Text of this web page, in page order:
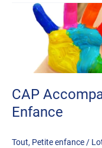
CAP
Enfance
Tout, Petite enfance/
Accompagnant